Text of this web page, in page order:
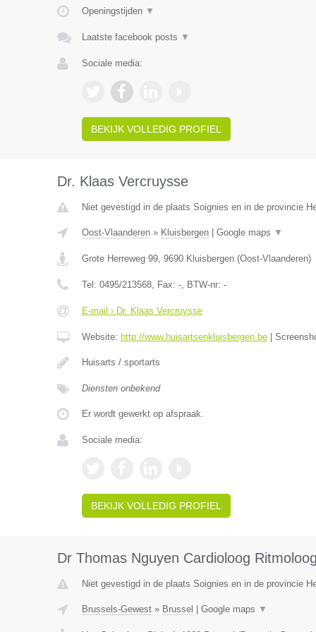
Openingstijden ▼
Laatste facebook posts ▼
Sociale media:
BEKIJK VOLLEDIG PROFIEL
Dr. Klaas Vercruysse
Niet gevestigd in de plaats Soignies en in de provincie
Oost-Vlaanderen» Kluisbergen| Google maps ▼
Grote Herreweg 99, 9690 Kluisbergen(Oost-Vlaanderen)
Tel: 0495/213568, Fax: -, BTW-nr: -
E-mail › Dr. Klaas Vercruysse
Website: http://www.huisartsenkluisbergen.be|
Huisarts / sportarts
Diensten onbekend
Er wordt gewerkt op afspraak.
Sociale media:
BEKIJK VOLLEDIG PROFIEL
Dr Thomas Nguyen Cardioloog Ritmoloog
Niet gevestigd in de plaats Soignies en in de provincie
Brussels-Gewest» Brussel Google maps ▼